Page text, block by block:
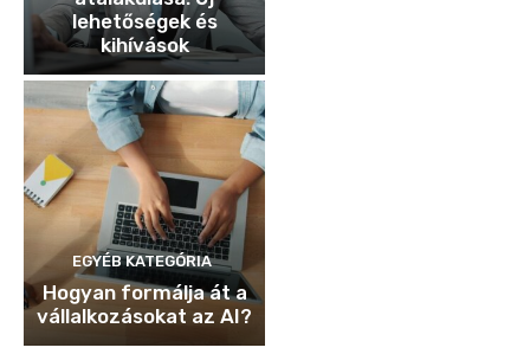
lehetőségek és
kihívások
EGYÉB KATEGÓRIA
Hogyan formálja át a
vállalkozásokat az AI?